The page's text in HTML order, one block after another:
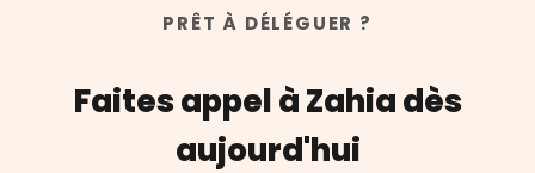
PRÊT À DÉLÉGUER ?
Faites appel à Zahia dès
aujourd'hui